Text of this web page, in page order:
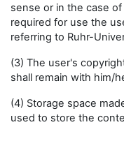
sense or in the case
required for use the
referring to Ruhr-
(3) The user's
shall remain with him/
(4) Storage space
used to store the